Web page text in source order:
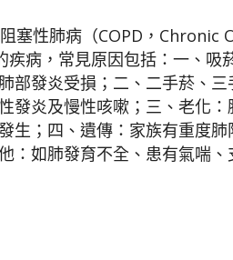
塞性肺病（COPD，
疾病，常見原因包括：一、吸
部發炎受損；二、二手菸、
發炎及慢性咳嗽；三、老化
生；四、遺傳：家族有重度
：如肺發育不全、患有氣喘